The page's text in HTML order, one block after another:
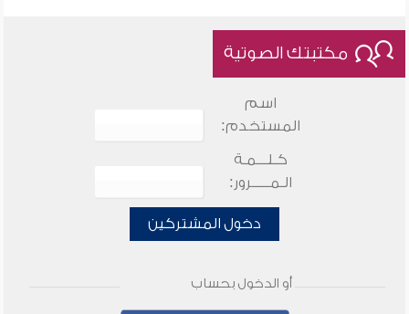
مكتبتك الصوتية
اسم
المستخدم:
كـلـــمـة
الـمـــــرور:
دخول المشتركين
أو الدخول بحساب